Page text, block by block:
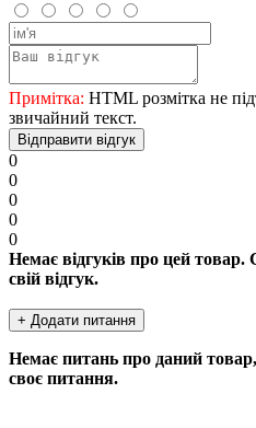
Примітка: HTML розмітка не
звичайний текст.
Відправити відгук
0
0
0
0
0
Немає відгуків про цей
свій відгук.
+ Додати питання
Немає питань про даний
своє питання.